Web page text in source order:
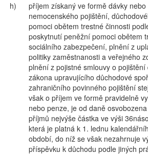
h)
příjem získaný ve formě dávky nebo
nemocenského pojištění,
pomoci obětem trestné činnosti
poskytnutí peněžní pomoci obětem
sociálního zabezpečení, plnění z
politiky zaměstnanosti a veřejného
plnění z pojistné smlouvy o
zákona upravujícího důchodové
zahraničního povinného pojištění
však o příjem ve formě pravidelně
nebo penze, je od daně
příjmů nejvýše částka ve výši
která je platná k 1. lednu
období, do níž se však nezahrnuje
příspěvku k důchodu podle jiných